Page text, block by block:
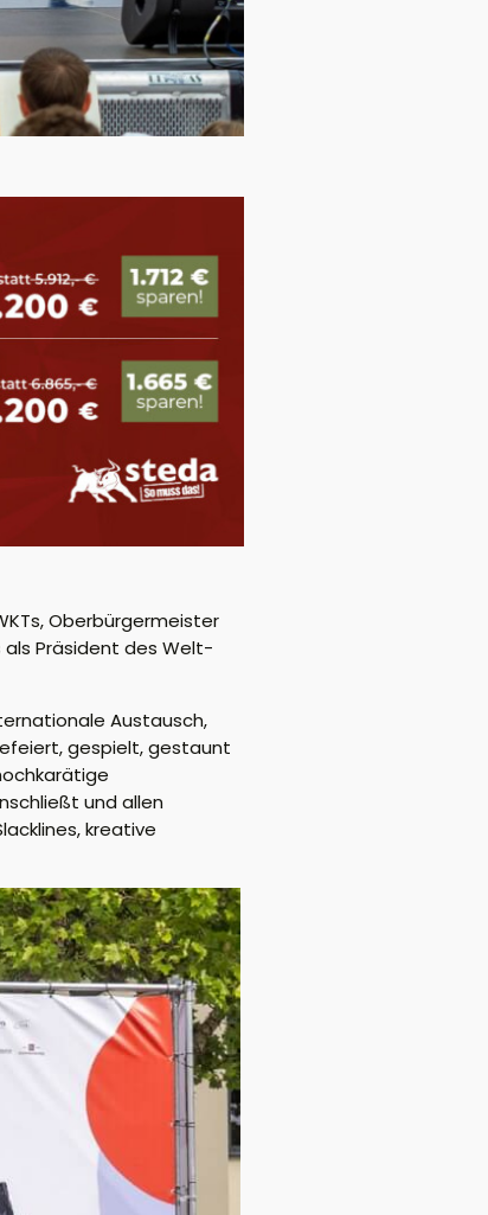
Oberbürgermeister
als Präsident des Welt-
Austausch,
gespielt, gestaunt
und allen
kreative